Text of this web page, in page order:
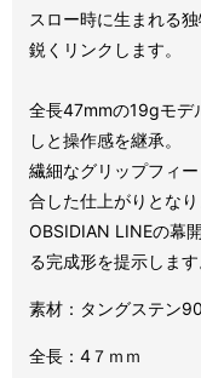
スロー時に生まれる
鋭くリンクします。
全長47mmの19gモデ
しと操作感を継承。
繊細なグリップフィ
合した仕上がりとなり
OBSIDIAN LINEの幕
る完成形を提示します
素材：タングステン
全長：4７ｍｍ